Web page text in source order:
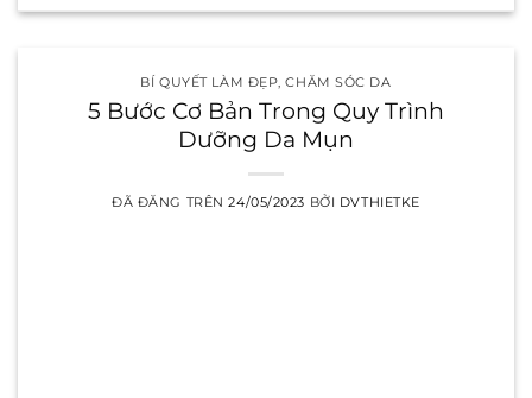
BÍ QUYẾT LÀM ĐẸP,CHĂM SÓC DA
5 Bước Cơ Bản Trong Quy Trình
Dưỡng Da Mụn
ĐÃ ĐĂNG TRÊN24/05/2023 BỞI DVTHIETKE